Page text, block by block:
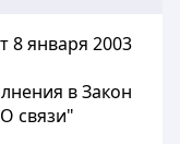
8 января 2003
в Закон
связи"